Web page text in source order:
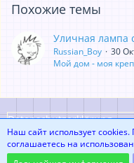
Похожие темы
Уличная лампа
Russian_Boy
30
Мой дом - моя
Datenschutzerklärung
Наш сайт использует
соглашаетесь на